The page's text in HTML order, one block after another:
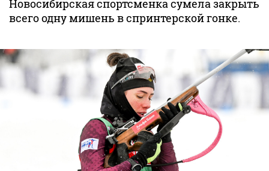
Новосибирская спортсменка сумела закрыть
всего одну мишень в спринтерской гонке.